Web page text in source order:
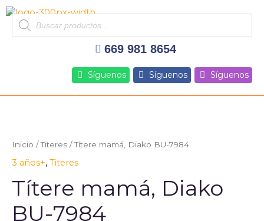
al
contenido
Products
search
669 981 8654
Síguenos Síguenos Síguenos
Inicio /Titeres / Títere mamá, Diako BU-7984
3 años+, Titeres
Títere mamá, Diako
BU-7984